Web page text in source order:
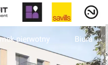
pierwotny Biura